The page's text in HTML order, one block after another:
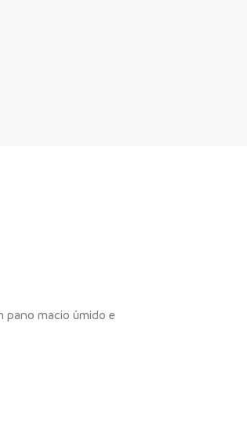
pano macio úmido e